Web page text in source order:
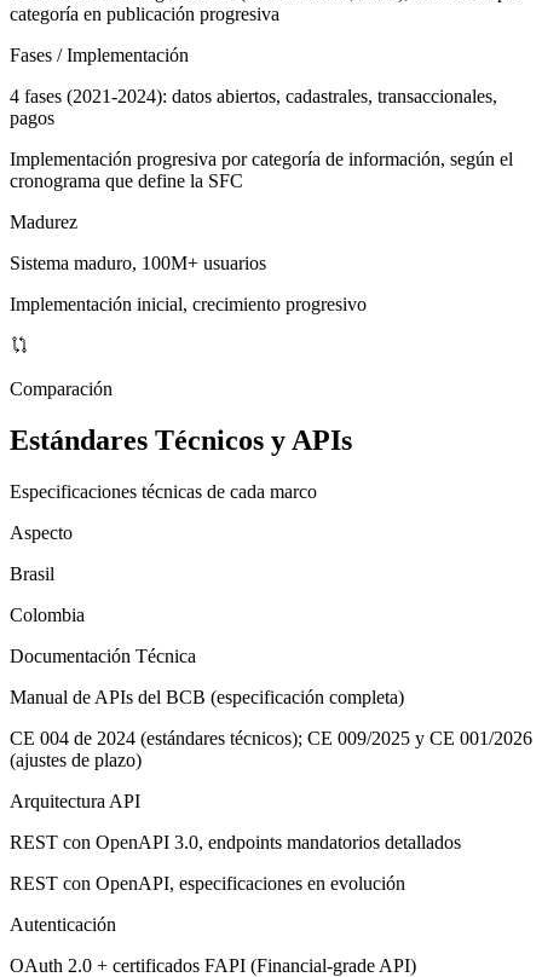
categoría en publicación progresiva
Fases / Implementación
4 fases (2021-2024): datos abiertos, cadastrales, transaccionales,
pagos
Implementación progresiva por categoría de información, según el
cronograma que define la SFC
Madurez
Sistema maduro, 100M+ usuarios
Implementación inicial, crecimiento progresivo
Comparación
Estándares Técnicos y APIs
Especificaciones técnicas de cada marco
Aspecto
Brasil
Colombia
Documentación Técnica
Manual de APIs del BCB (especificación completa)
CE 004 de 2024 (estándares técnicos); CE 009/2025 y CE 001/2026
(ajustes de plazo)
Arquitectura API
REST con OpenAPI 3.0, endpoints mandatorios detallados
REST con OpenAPI, especificaciones en evolución
Autenticación
OAuth 2.0 + certificados FAPI (Financial-grade API)